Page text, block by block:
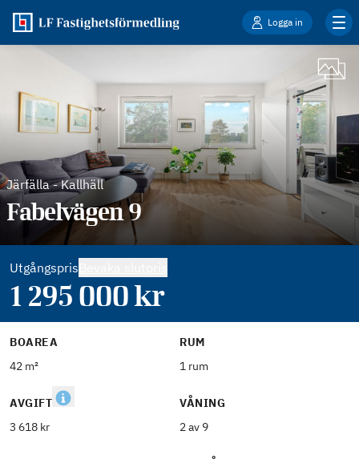
Logga in
Järfälla-Kallhäll
Fabelvägen 9
Utgångspris
1 295 000kr
BOAREA
42 m²
RUM
1 rum
AVGIFT
3 618 kr
VÅNING
2 av 9